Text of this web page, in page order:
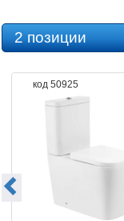
Режим слива воды
Функция биде
Коллекция
2 позиции
код 50925